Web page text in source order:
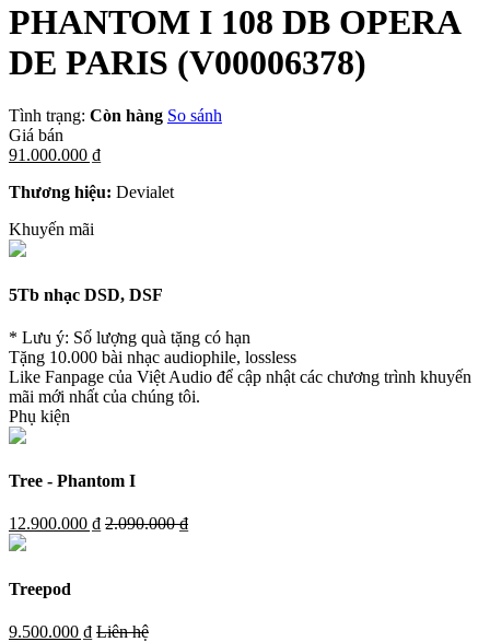
PHANTOM I 108 DB OPERA
DE PARIS (V00006378)
Tình trạng: Còn hàng So sánh
Giá bán
91.000.000 ₫
Thương hiệu: Devialet
Khuyến mãi
5Tb nhạc DSD, DSF
* Lưu ý: Số lượng quà tặng có hạn
Tặng 10.000 bài nhạc audiophile, lossless
Like Fanpage của Việt Audio để cập nhật các chương trình khuyến
mãi mới nhất của chúng tôi.
Phụ kiện
Tree - Phantom I
12.900.000 ₫ 2.090.000 ₫
Treepod
9.500.000 ₫ Liên hệ